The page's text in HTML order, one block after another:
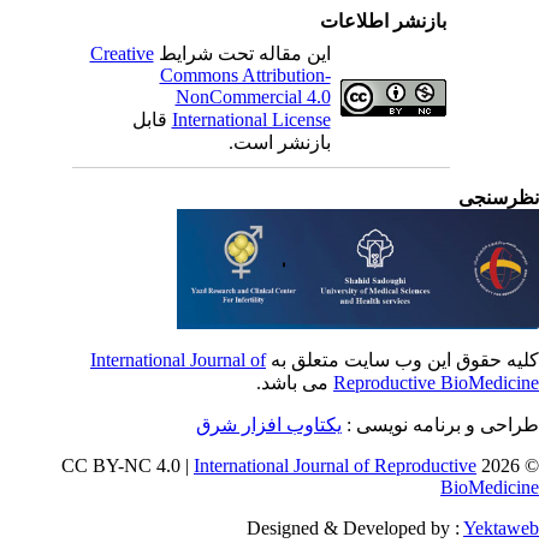
بازنشر اطلاعات
این مقاله تحت شرایطCreative
Commons Attribution-
NonCommercial 4.0
International Licenseقابل
بازنشر است.
حقوق این وب سایت متعلق بهInternational Journal of
Reproductiveمی باشد.
و برنامه نویسی : یکتاوب افزار شرق
©
International Journal of Reproductive
Designed & Developed by :